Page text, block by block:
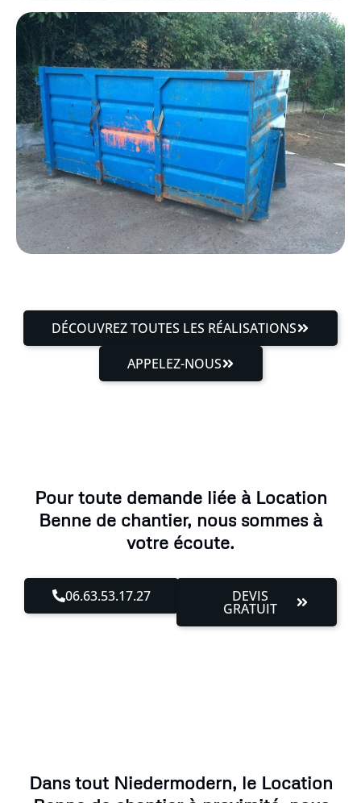
DÉCOUVREZ TOUTES LES RÉALISATIONS
APPELEZ-NOUS
Pour toute demande liée à Location
Benne de chantier, nous sommes à
votre écoute.
06.63.53.17.27 DEVIS
GRATUIT
Dans tout Niedermodern, le Location